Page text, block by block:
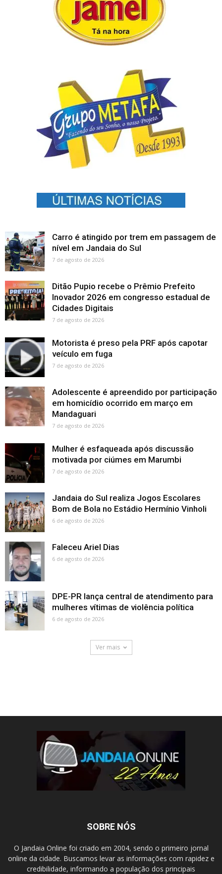
Carro é atingido por trem em passagem de
nível em Jandaia do Sul
7 de agosto de 2026
Ditão Pupio recebe o Prêmio Prefeito
Inovador 2026 em congresso estadual de
Cidades Digitais
7 de agosto de 2026
Motorista é preso pela PRF após capotar
veículo em fuga
7 de agosto de 2026
Adolescente é apreendido por participação
em homicídio ocorrido em março em
Mandaguari
7 de agosto de 2026
Mulher é esfaqueada após discussão
motivada por ciúmes em Marumbi
7 de agosto de 2026
Jandaia do Sul realiza Jogos Escolares
Bom de Bola no Estádio Hermínio Vinholi
6 de agosto de 2026
Faleceu Ariel Dias
6 de agosto de 2026
DPE-PR lança central de atendimento para
mulheres vítimas de violência política
6 de agosto de 2026
Ver mais
SOBRE NÓS
O Jandaia Online foi criado em 2004, sendo o primeiro jornal
online da cidade. Buscamos levar as informações com rapidez e
credibilidade, informando a população dos principais